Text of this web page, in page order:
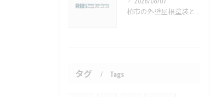
タグ Tags